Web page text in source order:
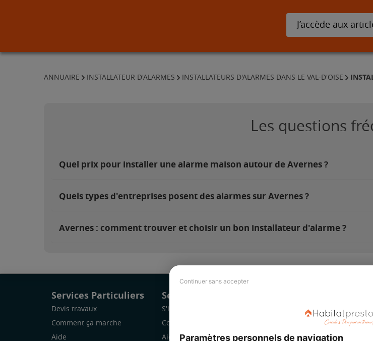
Continuer sans accepter
Paramètres personnels de navigation
J’accède aux
ANNUAIRE INSTALLATEUR D'ALARMES INSTALLATEURS D'ALARMES DANS LE VAL-D'OISE
Les questions
Quel prix pour installer une alarme maison autour de Avernes ?
Quels types d'entreprises posent des alarmes sur Avernes ?
Avernes : comment trouver et choisir un bon installateur d'alarme ?
Services Particuliers
Devis travaux
Comment ça marche
Aide
Services Pro
S'inscrire
Comment ça marche
Aide
Revue de presse